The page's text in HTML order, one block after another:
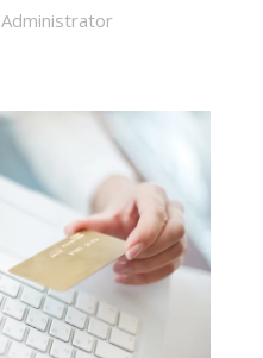
Administrator